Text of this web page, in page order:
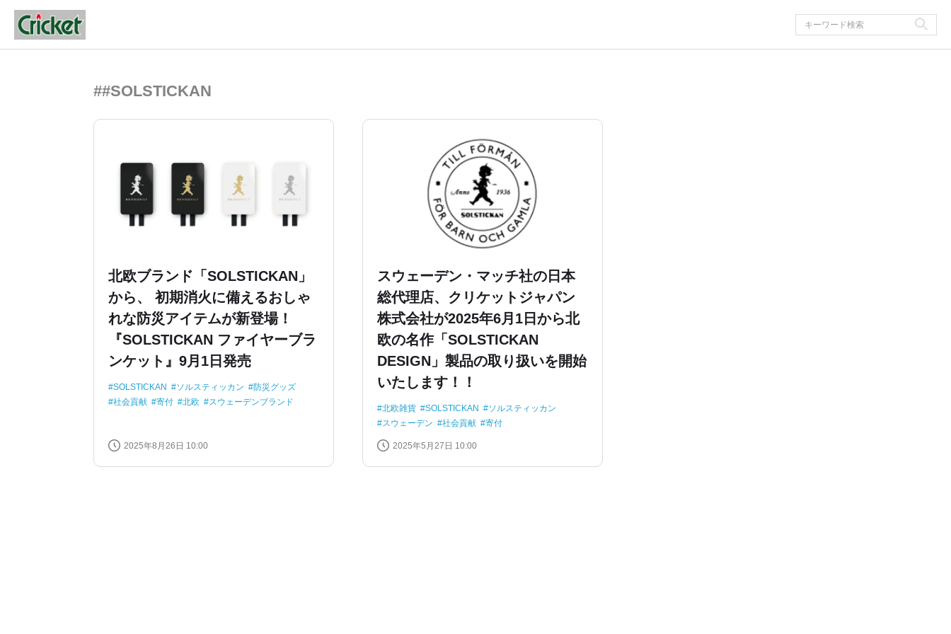
##SOLSTICKAN
北欧ブランド「SOLSTICKAN」
から、 初期消火に備えるおしゃ
れな防災アイテムが新登場！
『SOLSTICKAN ファイヤーブラ
ンケット』9月1日発売
SOLSTICKAN ソルスティッカン
防災グッズ
社会貢献
寄付 北欧 スウェーデンブランド
2025年8月26日 10:00
スウェーデン・マッチ社の日本
総代理店、クリケットジャパン
株式会社が2025年6月1日から北
欧の名作「SOLSTICKAN
DESIGN」製品の取り扱いを開始
いたします！！
北欧雑貨 SOLSTICKAN
ソルスティッカン
スウェーデン
社会貢献 寄付
2025年5月27日 10:00